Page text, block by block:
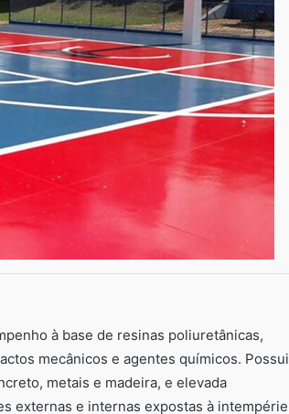
à base de resinas poliuretânicas,
mecânicos e agentes químicos. Possui
metais e madeira, e elevada
externas e internas expostas à intempérie